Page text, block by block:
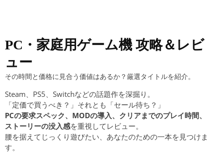
PC・家庭用ゲーム機 攻略＆レビ
ュー
その時間と価格に見合う価値はあるか？厳選タイトルを紹介。
Steam、PS5、Switchなどの話題作を深掘り。
「定価で買うべき？」それとも「セール待ち？」
PCの要求スペック、MODの導入、クリアまでのプレイ時間、
ストーリーの没入感を重視してレビュー。
腰を据えてじっくり遊びたい、あなたのための一本を見つけま
す。